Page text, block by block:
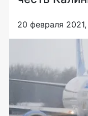
20 февраля 2021,